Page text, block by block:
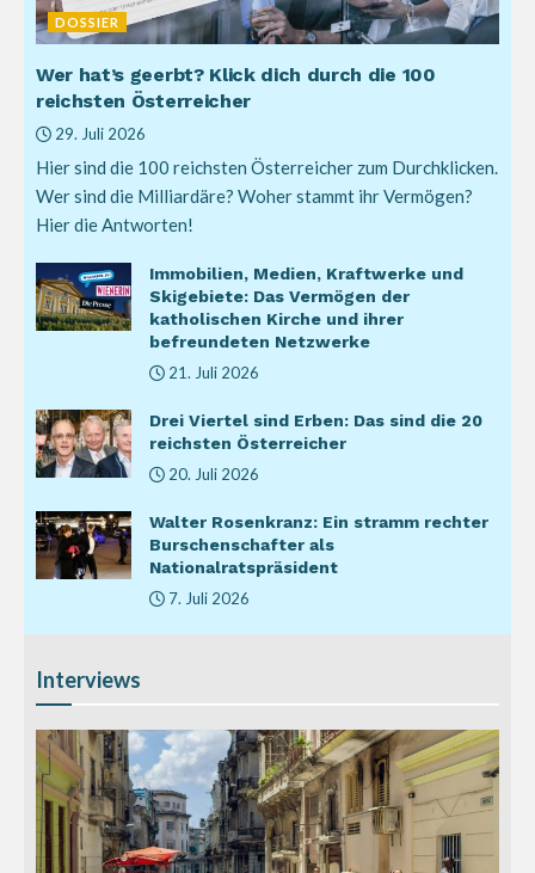
DOSSIER
Wer hat’s geerbt? Klick dich durch die 100
reichsten Österreicher
29. Juli 2026
Hier sind die 100 reichsten Österreicher zum Durchklicken.
Wer sind die Milliardäre? Woher stammt ihr Vermögen?
Hier die Antworten!
Immobilien, Medien, Kraftwerke und
Skigebiete: Das Vermögen der
katholischen Kirche und ihrer
befreundeten Netzwerke
21. Juli 2026
Drei Viertel sind Erben: Das sind die 20
reichsten Österreicher
20. Juli 2026
Walter Rosenkranz: Ein stramm rechter
Burschenschafter als
Nationalratspräsident
7. Juli 2026
Interviews